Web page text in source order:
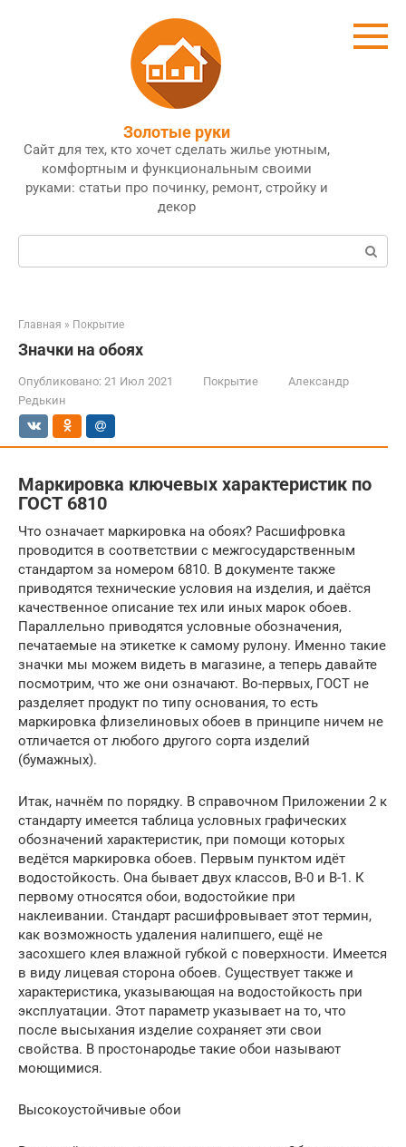
Золотые руки
Сайт для тех, кто хочет сделать жилье уютным,
комфортным и функциональным своими
руками: статьи про починку, ремонт, стройку и
декор
Поиск:
Главная » Покрытие
Значки на обоях
Опубликовано: 21 Июл 2021 Покрытие
Александр
Редькин
Маркировка ключевых характеристик по
ГОСТ 6810
Что означает маркировка на обоях? Расшифровка
проводится в соответствии с межгосударственным
стандартом за номером 6810. В документе также
приводятся технические условия на изделия, и даётся
качественное описание тех или иных марок обоев.
Параллельно приводятся условные обозначения,
печатаемые на этикетке к самому рулону. Именно такие
значки мы можем видеть в магазине, а теперь давайте
посмотрим, что же они означают. Во-первых, ГОСТ не
разделяет продукт по типу основания, то есть
маркировка флизелиновых обоев в принципе ничем не
отличается от любого другого сорта изделий
(бумажных).
Итак, начнём по порядку. В справочном Приложении 2 к
стандарту имеется таблица условных графических
обозначений характеристик, при помощи которых
ведётся маркировка обоев. Первым пунктом идёт
водостойкость. Она бывает двух классов, В-0 и В-1. К
первому относятся обои, водостойкие при
наклеивании. Стандарт расшифровывает этот термин,
как возможность удаления налипшего, ещё не
засохшего клея влажной губкой с поверхности. Имеется
в виду лицевая сторона обоев. Существует также и
характеристика, указывающая на водостойкость при
эксплуатации. Этот параметр указывает на то, что
после высыхания изделие сохраняет эти свои
свойства. В простонародье такие обои называют
моющимися.
Высокоустойчивые обои